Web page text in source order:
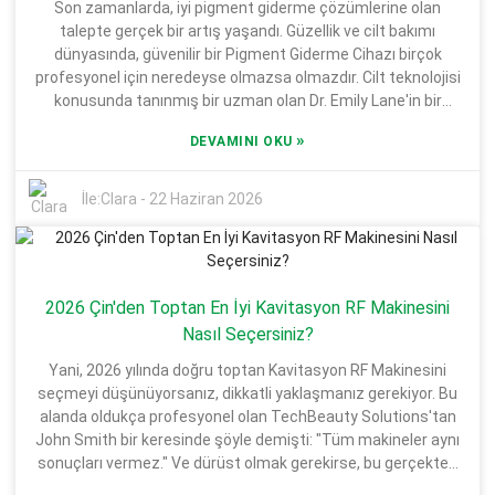
uzmanlık veya güvenilirlik seviyesine sahip olmadığını
unutmayın, bu nedenle araştırmanızı yapın. Velashape
sistemine yatırım yapmayı düşünüyorsanız, acele etmeyin
ve iyice düşünün. Bu teknoloji oldukça umut verici faydalar
sunarken, gerçekçi beklentileri akılda tutmak çok önemlidir.
Sonuçları kanıtlanmış sistemleri arayın ve neyi başarmak
sonuçtan memnun kalmanızı sağlamaya yardımcı olabilir.
Son zamanlarda, iyi pigment giderme çözümlerine olan
talepte gerçek bir artış yaşandı. Güzellik ve cilt bakımı
dünyasında, güvenilir bir Pigment Giderme Cihazı birçok
profesyonel için neredeyse olmazsa olmazdır. Cilt teknolojisi
konusunda tanınmış bir uzman olan Dr. Emily Lane'in bir
Pigment Tedavisi gibi gelişmiş cihazlara yatırım yapmak,
Bu, doğru ekipmanı seçmenin ne kadar önemli olduğunu
gerçekten vurguluyor. Son zamanlarda, her biri işi mükemmel
bir şekilde yapacağını iddia eden bir sürü farklı Pigment
Giderme Cihazı piyasaya sürüldü. Ama dürüst olmak
vaatlerini yerine getirmiyor. Tedavinin ne kadar etkili olduğu,
güvenlik ve uygulayıcı için ne kadar kolay olduğu gibi şeyler, bir
araçlardan bazıları ciltte tahrişe neden olabilir veya hiç etkili
olmayabilir. Teknolojideki tüm ilerlemeye rağmen, hiçbir
tedavi %100 hatasız değildir. Bazı cihazlar duruma bağlı
olarak diğerlerinden daha iyi çalışır. Dolayısıyla,
müşterilerinize mümkün olan en iyi bakımı sunmak
DEVAMINI OKU »
İle:Clara - 22 Haziran 2026
2026 Çin'den Toptan En İyi Kavitasyon RF Makinesini
Nasıl Seçersiniz?
Yani, 2026 yılında doğru toptan Kavitasyon RF Makinesini
seçmeyi düşünüyorsanız, dikkatli yaklaşmanız gerekiyor. Bu
alanda oldukça profesyonel olan TechBeauty Solutions'tan
John Smith bir keresinde şöyle demişti: "Tüm makineler aynı
sonuçları vermez." Ve dürüst olmak gerekirse, bu gerçekten